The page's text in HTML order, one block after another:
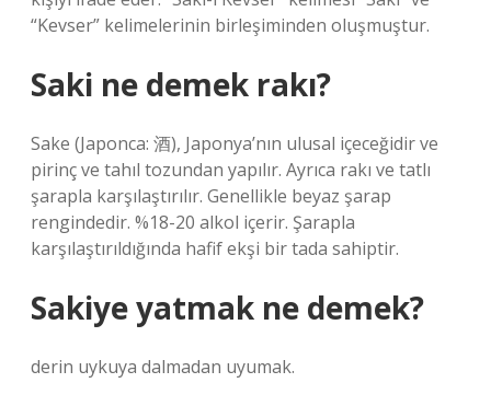
“Kevser” kelimelerinin birleşiminden oluşmuştur.
Saki ne demek rakı?
Sake (Japonca: 酒), Japonya’nın ulusal içeceğidir ve
pirinç ve tahıl tozundan yapılır. Ayrıca rakı ve tatlı
şarapla karşılaştırılır. Genellikle beyaz şarap
rengindedir. %18-20 alkol içerir. Şarapla
karşılaştırıldığında hafif ekşi bir tada sahiptir.
Sakiye yatmak ne demek?
derin uykuya dalmadan uyumak.